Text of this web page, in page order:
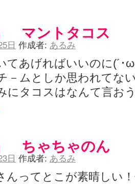
Ｓ更新とお知らせ 【松実宥誕記念ＳＳ】
キングとはいったい誰なのか？
しゅーとしょーとすとーりー) - 咲-saki- / 豊
/ 咲さんのやり方で就活をやってみよう
/ 黄色い封筒が届いた(・∀・) (12:30)
ゃうん - 咲-Saki- / 吉野の千本桜を見に行きま
ノハユ 第3巻 感想
/ 咲-Saki-阿知賀編Blu-rayBOX 購入
国際最萌リーグは園城寺怜ちゃんに一票を入れ
ょうぶ / 咲と照の確執【プリン】 (16:10)
れたら、行くしかないでしょ / ブログを引っ越
姫 カラオケ編っぽい小ネタ
(10:29)
(11:19)
マントタコス
日 作成者: あるみ
てあげればいいのに(´･
－ムとしか思われてな
にタコスはなんて言お
ちゃちゃのん
日 作成者: あるみ
んってとこが素晴しい